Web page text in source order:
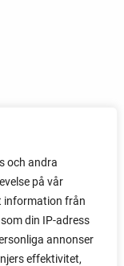
och andra
på vår
information från
din IP-adress
annonser
effektivitet,